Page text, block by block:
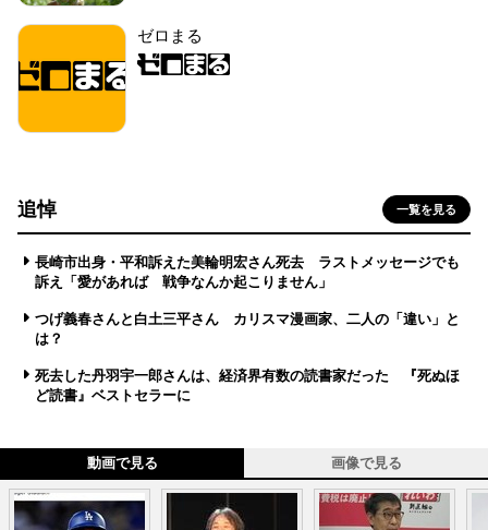
ゼロまる
追悼 一覧を見る
長崎市出身・平和訴えた美輪明宏さん死去 ラストメッセージでも
訴え「愛があれば 戦争なんか起こりません」
つげ義春さんと白土三平さん カリスマ漫画家、二人の「違い」と
は？
死去した丹羽宇一郎さんは、経済界有数の読書家だった 『死ぬほ
ど読書』ベストセラーに
動画で見る 画像で見る